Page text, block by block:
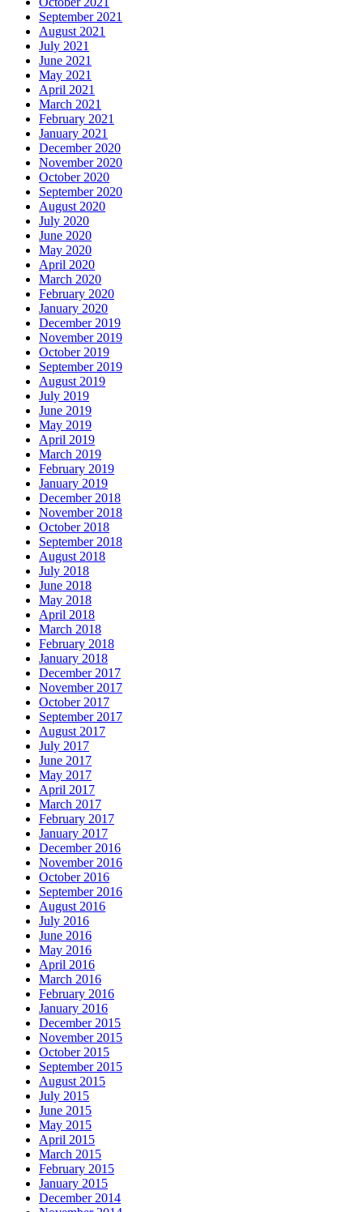
September 2021
August 2021
July 2021
June 2021
May 2021
April 2021
March 2021
February 2021
January 2021
December 2020
November 2020
October 2020
September 2020
August 2020
July 2020
June 2020
May 2020
April 2020
March 2020
February 2020
January 2020
December 2019
November 2019
October 2019
September 2019
August 2019
July 2019
June 2019
May 2019
April 2019
March 2019
February 2019
January 2019
December 2018
November 2018
October 2018
September 2018
August 2018
July 2018
June 2018
May 2018
April 2018
March 2018
February 2018
January 2018
December 2017
November 2017
October 2017
September 2017
August 2017
July 2017
June 2017
May 2017
April 2017
March 2017
February 2017
January 2017
December 2016
November 2016
October 2016
September 2016
August 2016
July 2016
June 2016
May 2016
April 2016
March 2016
February 2016
January 2016
December 2015
November 2015
October 2015
September 2015
August 2015
July 2015
June 2015
May 2015
April 2015
March 2015
February 2015
January 2015
December 2014